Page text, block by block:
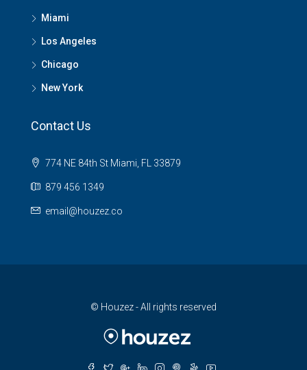
Miami
Los Angeles
Chicago
New York
Contact Us
774 NE 84th St Miami, FL 33879
879 456 1349
email@houzez.co
© Houzez - All rights reserved